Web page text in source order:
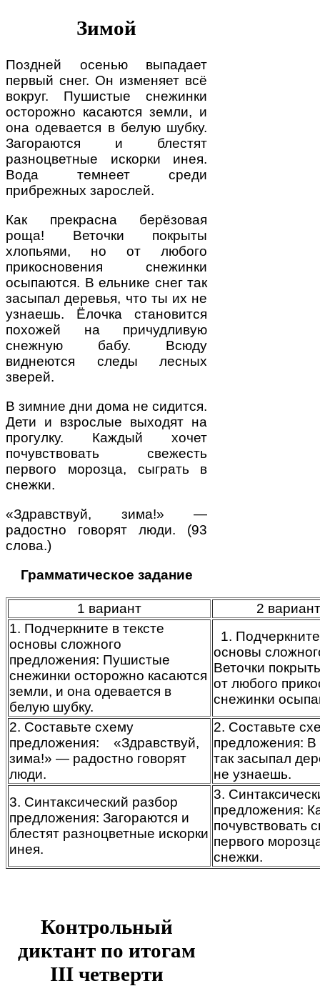
Зимой
Поздней осенью выпадает
первый снег. Он изменяет всё
вокруг. Пушистые снежинки
осторожно касаются земли, и
она одевается в белую шубку.
Загораются и блестят
разноцветные искорки инея.
Вода темнеет среди
прибрежных зарослей.
Как прекрасна берёзовая
роща! Веточки покрыты
хлопьями, но от любого
прикосновения снежинки
осыпаются. В ельнике снег так
засыпал деревья, что ты их не
узнаешь. Ёлочка становится
похожей на причудливую
снежную бабу. Всюду
виднеются следы лесных
зверей.
В зимние дни дома не сидится.
Дети и взрослые выходят на
прогулку. Каждый хочет
почувствовать свежесть
первого морозца, сыграть в
снежки.
«Здравствуй, зима!» —
радостно говорят люди. (93
слова.)
Грамматическое задание
1 вариант
2
1. Подчеркните в тексте
основы сложного
предложения: Пушистые
снежинки осторожно касаются
земли, и она одевается в
белую шубку.
1.
основы
Веточки
от любого
снежинки
2. Составьте схему
предложения: «Здравствуй,
зима!» — радостно говорят
люди.
2. Составьте
предложения: В
так засыпал
не узнаешь.
3. Синтаксический разбор
предложения: Загораются и
блестят разноцветные искорки
инея.
3.
предложения:
почувствовать
первого
снежки.
Контрольный
диктант по итогам
III четверти